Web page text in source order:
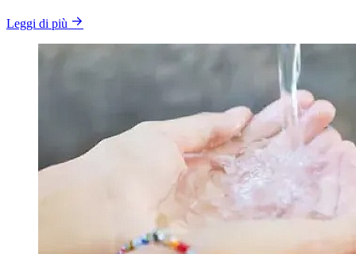
Leggi di più